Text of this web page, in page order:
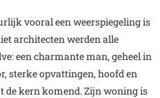
vooral een weerspiegeling is
architecten werden alle
een charmante man, geheel in
sterke opvattingen, hoofd en
de kern komend. Zijn woning is